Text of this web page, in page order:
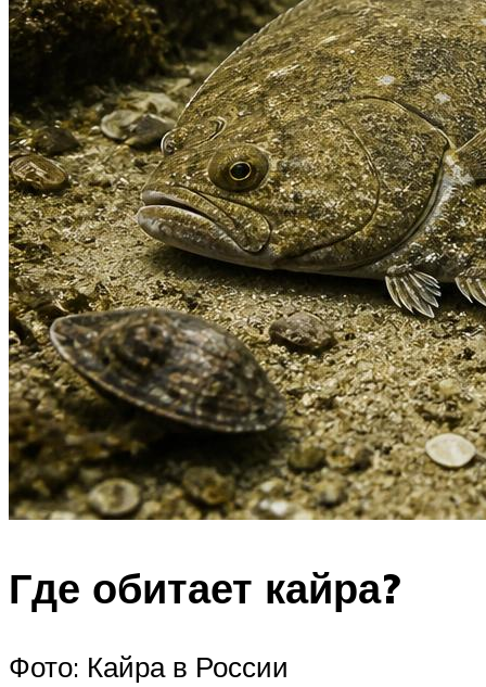
Где обитает кайра?
Фото: Кайра в России